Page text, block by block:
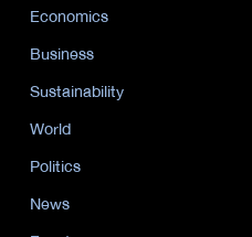
Economics
Business
Sustainability
World
Politics
News